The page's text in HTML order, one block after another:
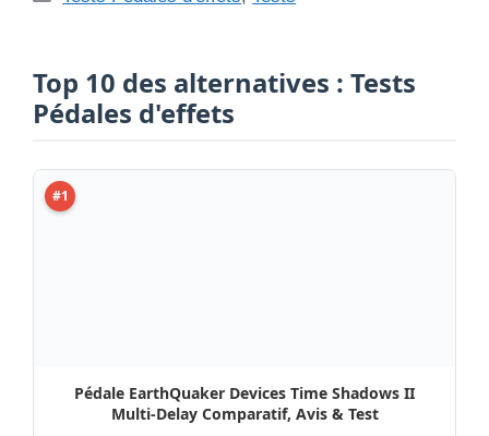
Top 10 des alternatives : Tests
Pédales d'effets
#1
Multi-Delay Comparatif, Avis & Test
LIRE LE TEST →